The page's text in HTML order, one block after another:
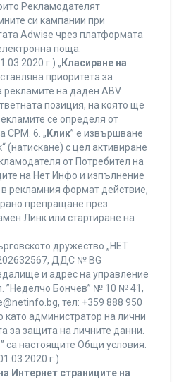
Рекламодателят
си кампании при
Adwise чрез платформата
поща.
г.) „ Класиране на
приоритета за
рекламите на даден ABV
позиция, на която ще
се определя от
CPM. 6. „ Клик” е извършване
(натискане) с цел активиране
от Потребител на
на Нет Инфо и изпълнение
рекламния формат действие,
препращане през
Линк или стартиране на
дружество „НЕТ
ДДС № BG
и адрес на управление
”Неделчо Бончев” № 10 № 41,
тел: +359 888 950
като администратор на лични
за защита на личните данни.
” са настоящите Общи условия.
г.)
Интернет страниците на